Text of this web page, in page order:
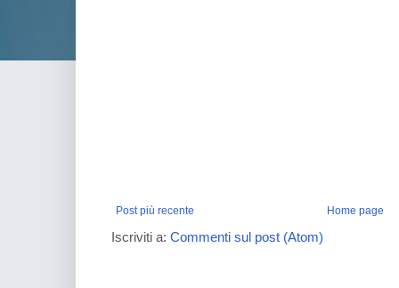
Post più recente Home page
Iscriviti a: Commenti sul post (Atom)